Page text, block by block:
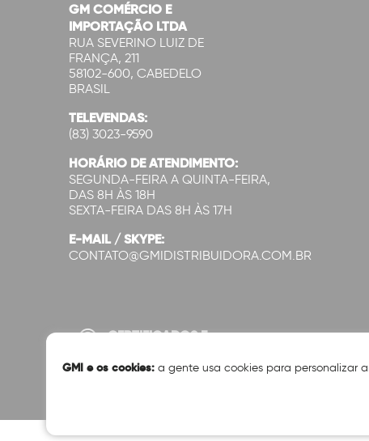
GM COMÉRCIO E
IMPORTAÇÃO LTDA
RUA SEVERINO LUIZ DE
FRANÇA, 211
58102-600, CABEDELO
BRASIL
TELEVENDAS:
(83) 3023-9590
HORÁRIO DE ATENDIMENTO:
SEGUNDA-FEIRA A QUINTA-FEIRA,
DAS 8H ÀS 18H
SEXTA-FEIRA DAS 8H ÀS 17H
E-MAIL / SKYPE:
CONTATO@GMIDISTRIBUIDORA.COM.BR
CERTIFICADOS E
GMI e os cookies: a gente usa cookies para personalizar